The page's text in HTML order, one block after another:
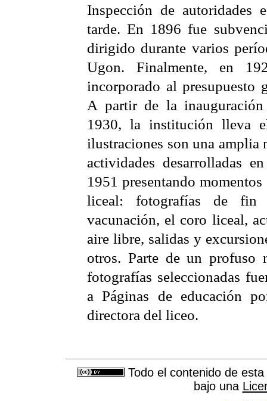
Inspección de autoridades
tarde. En 1896 fue
dirigido durante varios
Ugon. Finalmente, en
incorporado al presupuesto
A partir de la
1930, la institución lleva
ilustraciones son una amplia
actividades desarrolladas
1951 presentando
liceal: fotografías de fin
vacunación, el coro liceal,
aire libre, salidas y
otros. Parte de un profuso
fotografías seleccionadas
a Páginas de educación
directora del liceo.
Todo el contenido de
bajo una